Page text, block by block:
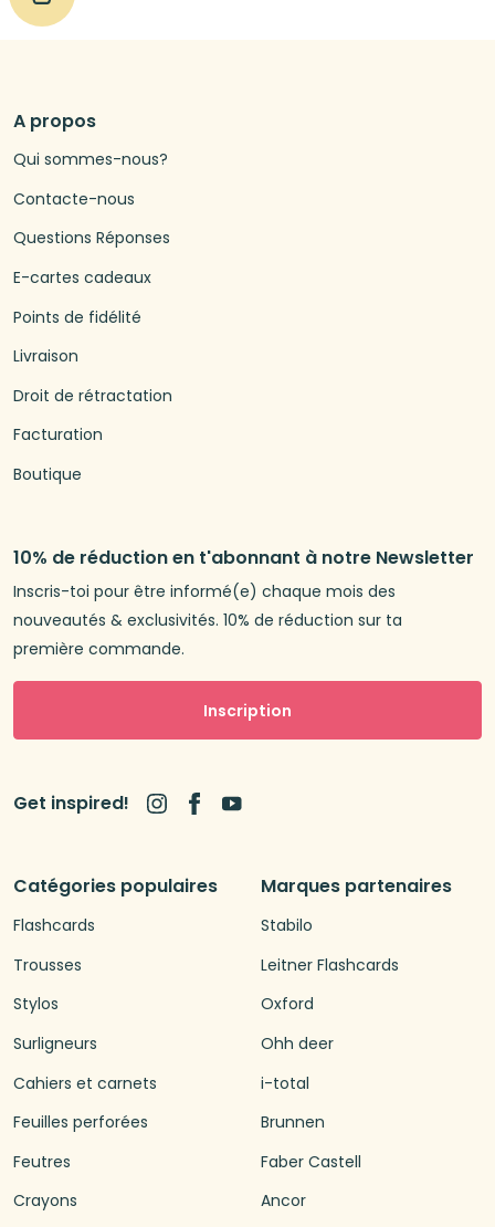
Catégories populaires
Flashcards
Trousses
Stylos
Surligneurs
Cahiers et carnets
Feuilles perforées
Feutres
Crayons
Marques partenaires
Stabilo
Leitner Flashcards
Oxford
Ohh deer
i-total
Brunnen
Faber Castell
Ancor
A propos
Qui sommes-nous?
Contacte-nous
Questions Réponses
E-cartes cadeaux
Points de fidélité
Livraison
Droit de rétractation
Facturation
Boutique
10% de réduction en t'abonnant à notre Newsletter
Inscris-toi pour être informé(e) chaque mois des
nouveautés & exclusivités. 10% de réduction sur ta
première commande.
Inscription
Get inspired!